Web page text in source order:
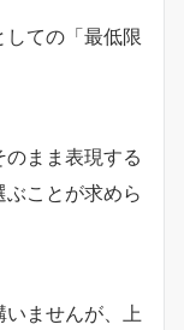
ての「最低限
まま表現する
ことが求めら
ませんが、上